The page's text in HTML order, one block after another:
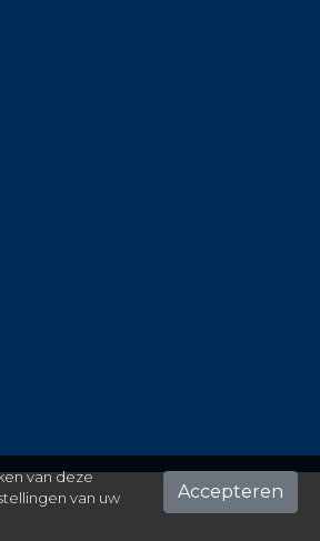
van deze
van uw
Accepteren